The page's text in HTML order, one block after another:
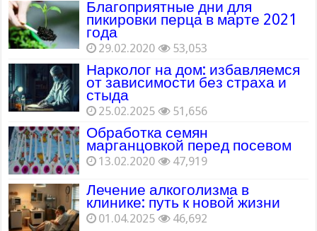
Благоприятные дни для
пикировки перца в марте 2021
года
29.02.2020 53,053
Нарколог на дом: избавляемся
от зависимости без страха и
стыда
25.02.2025 51,656
Обработка семян
марганцовкой перед посевом
13.02.2020 47,919
Лечение алкоголизма в
клинике: путь к новой жизни
01.04.2025 46,692